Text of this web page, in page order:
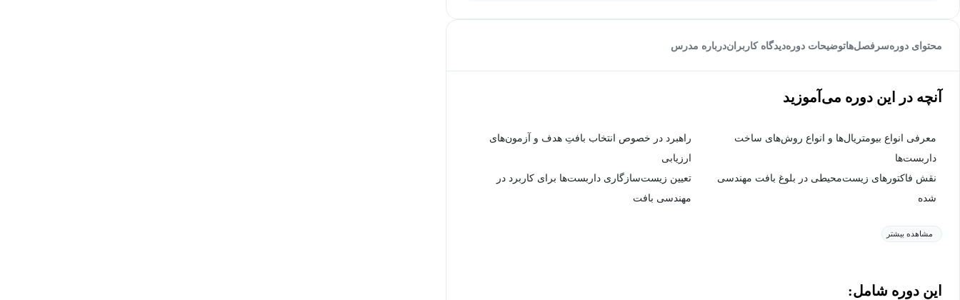
محتوای دورهسرفصل‌هاتوضیحات دورهدیدگاه کاربراندرباره مدرس
آنچه در این دوره می‌آموزید
معرفی انواع بیومتریال‌ها و انواع روش‌های ساخت
داربست‌ها
راهبرد در خصوص انتخاب بافتِ هدف و آزمون‌های
ارزیابی
نقش فاکتورهای زیست‌محیطی در بلوغ بافت مهندسی
شده
تعیین زیست‌سازگاری داربست‌ها برای کاربرد در
مهندسی بافت
مشاهده بیشتر
این دوره شامل: